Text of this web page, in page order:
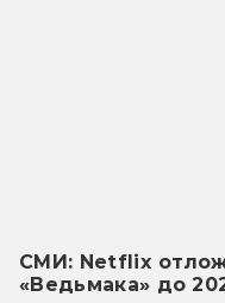
СМИ: Netflix
«Ведьмака» до